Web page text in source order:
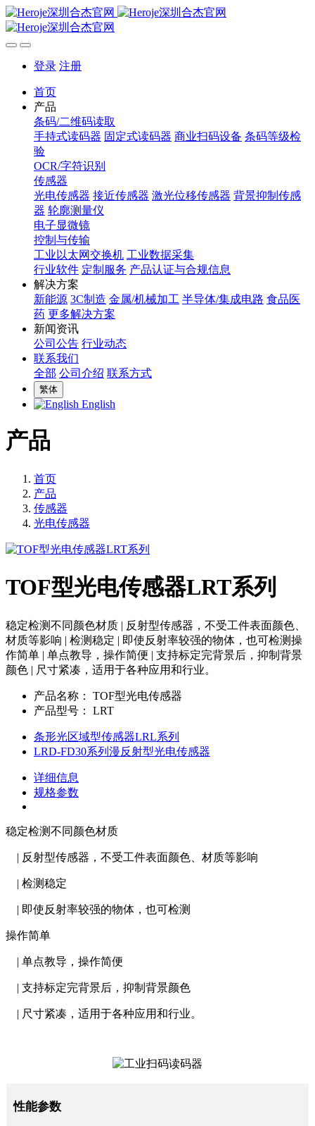
登录 注册
首页
产品
条码/二维码读取
手持式读码器 固定式读码器 商业扫码设备 条码等级检
验
OCR/字符识别
传感器
光电传感器 接近传感器 激光位移传感器 背景抑制传感
器 轮廓测量仪
电子显微镜
控制与传输
工业以太网交换机 工业数据采集
行业软件 定制服务 产品认证与合规信息
解决方案
新能源 3C制造 金属/机械加工 半导体/集成电路 食品医
药 更多解决方案
新闻资讯
公司公告 行业动态
联系我们
全部 公司介绍 联系方式
繁体
English
产品
首页
产品
传感器
光电传感器
TOF型光电传感器LRT系列
稳定检测不同颜色材质 | 反射型传感器，不受工件表面颜色、
材质等影响 | 检测稳定 | 即使反射率较强的物体，也可检测操
作简单 | 单点教导，操作简便 | 支持标定完背景后，抑制背景
颜色 | 尺寸紧凑，适用于各种应用和行业。
产品名称：
TOF型光电传感器
产品型号：
LRT
条形光区域型传感器LRL系列
LRD-FD30系列漫反射型光电传感器
详细信息
规格参数
稳定检测不同颜色材质
| 反射型传感器，不受工件表面颜色、材质等影响
| 检测稳定
| 即使反射率较强的物体，也可检测
操作简单
| 单点教导，操作简便
| 支持标定完背景后，抑制背景颜色
| 尺寸紧凑，适用于各种应用和行业。
性能参数